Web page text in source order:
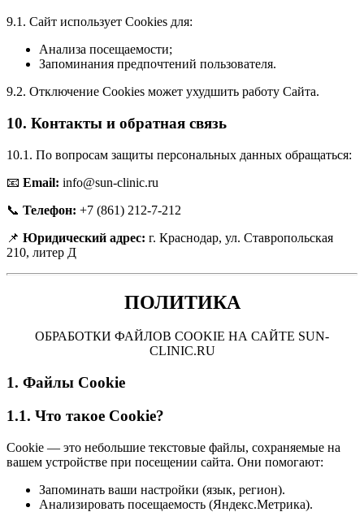
9.1. Сайт использует Cookies для:
Анализа посещаемости;
Запоминания предпочтений пользователя.
9.2. Отключение Cookies может ухудшить работу Сайта.
10. Контакты и обратная связь
10.1. По вопросам защиты персональных данных обращаться:
📧 Email: info@sun-clinic.ru
📞 Телефон: +7 (861) 212-7-212
📌 Юридический адрес: г. Краснодар, ул. Ставропольская
210, литер Д
ПОЛИТИКА
ОБРАБОТКИ ФАЙЛОВ COOKIE НА САЙТЕ SUN-
CLINIC.RU
1. Файлы Cookie
1.1. Что такое Cookie?
Cookie — это небольшие текстовые файлы, сохраняемые на
вашем устройстве при посещении сайта. Они помогают:
Запоминать ваши настройки (язык, регион).
Анализировать посещаемость (Яндекс.Метрика).